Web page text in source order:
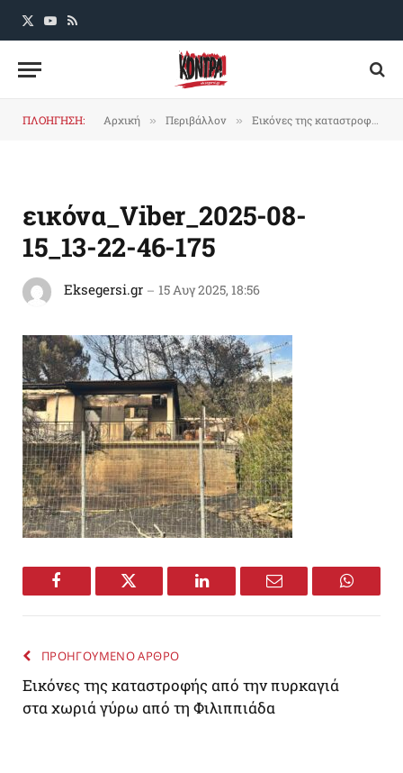
X
YouTube
RSS
ΠΛΟΗΓΗΣΗ: Αρχική » Περιβάλλον » Εικόνες της καταστροφής από την πυρκαγιά στα χωριά γύρω από τη Φιλιππιάδα
εικόνα_Viber_2025-08-
15_13-22-46-175
Eksegersi.gr 15 Αυγ 2025, 18:56
Facebook Twitter LinkedIn Email
ΠΡΟΗΓΟΥΜΕΝΟ ΑΡΘΡΟ
Εικόνες της καταστροφής από την πυρκαγιά
στα χωριά γύρω από τη Φιλιππιάδα